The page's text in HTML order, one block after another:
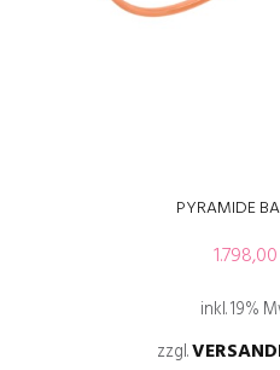
PYRAMIDE
inkl. 19%
zzgl.